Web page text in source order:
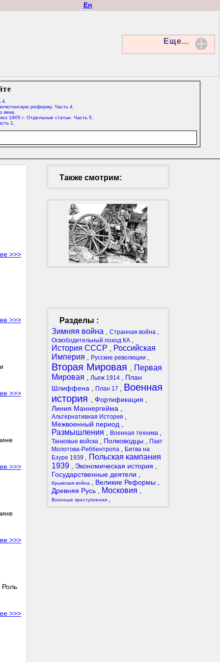
En
Еще...
4.
реформу. Часть 4.
века.
1805 г. Отдельные статьи. Часть 5.
1.
>>>
>>>
>>>
>>>
>>>
Роль
>>>
Также смотрим:
Разделы :
Зимняя война
Странная война
Освободительный поход КА
История СССР
Российская
Империя
Русские революции
Вторая Мировая
Первая
Мировая
Льеж 1914
План
Шлиффена
План 17
Военная
история
Фортификация
Линия Маннергейма
Альтернативная История
Межвоенный период
Размышления Военная техника
Танковые войска Полководцы
Пакт
Молотова-Риббентропа
Битва на
Бзуре 1939
Польская кампания
1939
Экономическая история
Государственные деятели
Крымская война Великие Реформы
Древняя Русь
Московия
Военные преступления